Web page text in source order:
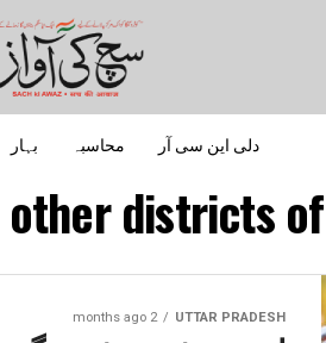
دلی این سی آر محاسبہ بہار
districts
UTTAR PRADESH
2 months ago